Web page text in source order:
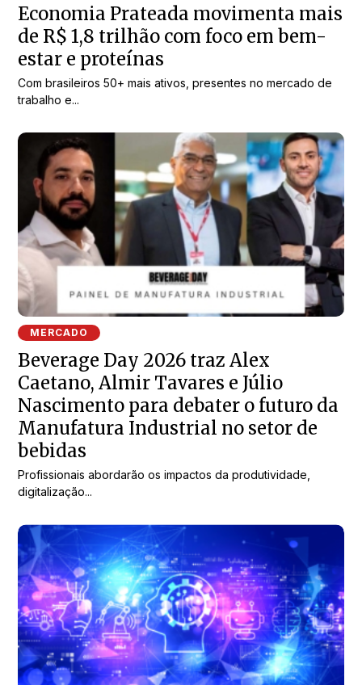
Economia Prateada movimenta mais
de R$ 1,8 trilhão com foco em bem-
estar e proteínas
Com brasileiros 50+ mais ativos, presentes no mercado de
trabalho e...
MERCADO
Beverage Day 2026 traz Alex
Caetano, Almir Tavares e Júlio
Nascimento para debater o futuro da
Manufatura Industrial no setor de
bebidas
Profissionais abordarão os impactos da produtividade,
digitalização...